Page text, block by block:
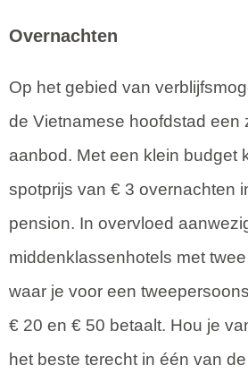
Overnachten
Op het gebied van
de Vietnamese hoofdstad een
aanbod. Met een klein budget
spotprijs van € 3 overnachten
pension. In overvloed
middenklassenhotels met
waar je voor een
€ 20 en € 50 betaalt. Hou je
het beste terecht in één van